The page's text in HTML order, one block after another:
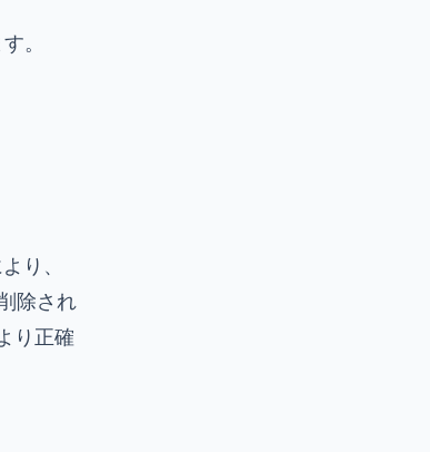
。
り、
除され
り正確